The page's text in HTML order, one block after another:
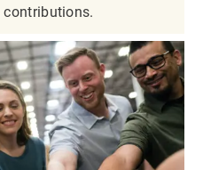
contributions.​​​​​​​